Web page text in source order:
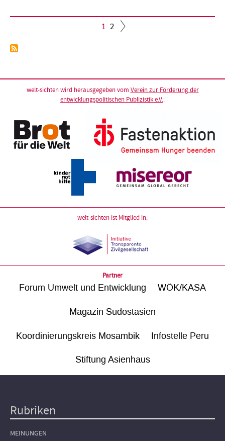
Seitennummerierung
Aktuelle
1 Seite
2
welt-sichten wird herausgegeben vom Verein zur Förderung der
entwicklungspolitischen Publizistik e.V.:
welt-sichten ist Mitglied in:
Partner
Forum Umwelt und Entwicklung WÖK/KASA
Magazin Südostasien
Koordinierungskreis Mosambik Infostelle Peru
Stiftung Asienhaus
Hauptnavigation
Rubriken
MEINUNGEN